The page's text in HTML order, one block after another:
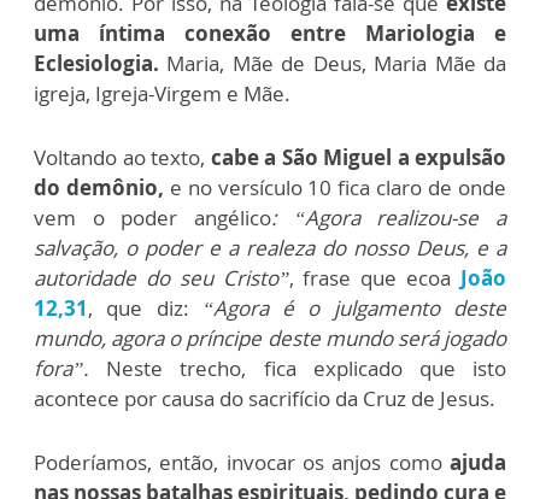
uma íntima conexão entre Mariologia e
Eclesiologia. Maria, Mãe de Deus, Maria Mãe da
igreja, Igreja-Virgem e Mãe.
Voltando ao texto, cabe a São Miguel a expulsão
do demônio, e no versículo 10 fica claro de onde
vem o poder angélico: “Agora realizou-se a
salvação, o poder e a realeza do nosso Deus, e a
autoridade do seu Cristo”, frase que ecoa João
12,31, que diz: “Agora é o julgamento deste
mundo, agora o príncipe deste mundo será jogado
fora”. Neste trecho, fica explicado que isto
acontece por causa do sacrifício da Cruz de Jesus.
Poderíamos, então, invocar os anjos como ajuda
nas nossas batalhas espirituais, pedindo cura e